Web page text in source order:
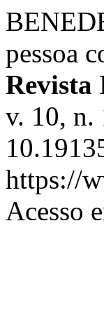
pessoa
Revista
v. 10, n.
https://
Acesso